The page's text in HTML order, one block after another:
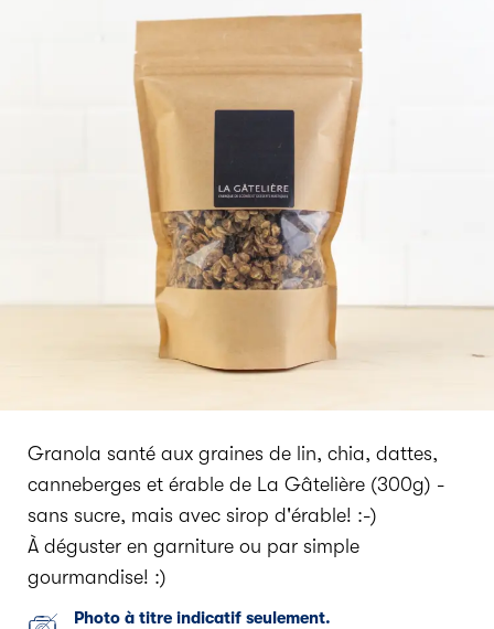
Granola santé aux graines de lin, chia, dattes,
canneberges et érable de La Gâtelière (300g) -
sans sucre, mais avec sirop d'érable! :-)
À déguster en garniture ou par simple
gourmandise! :)
Photo à titre indicatif seulement.